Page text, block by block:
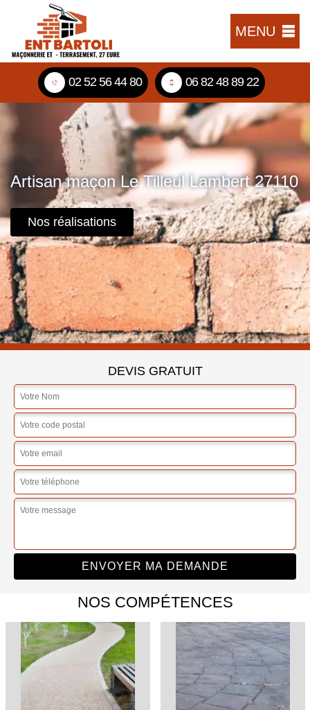
MENU
02 52 56 44 80 06 82 48 89 22
Artisan maçon Le Tilleul Lambert 27110
Nos réalisations
DEVIS GRATUIT
NOS COMPÉTENCES